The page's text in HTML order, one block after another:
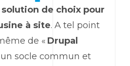
solution de choix pour
à site. A tel point
de « Drupal
un socle commun et